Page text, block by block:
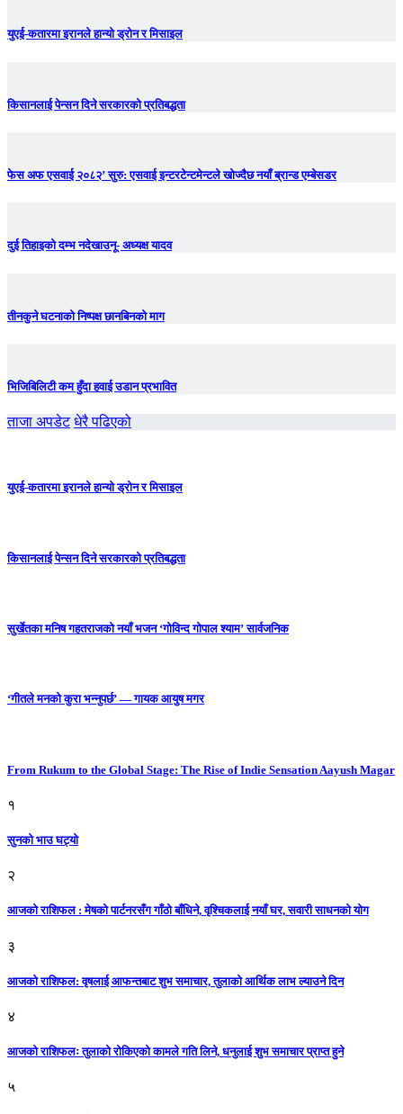
युएई-कतारमा इरानले हान्यो ड्रोन र मिसाइल
किसानलाई पेन्सन दिने सरकारको प्रतिबद्धता
फेस अफ एसवाई २०८२’ सुरु: एसवाई इन्टरटेन्टमेन्टले खोज्दैछ नयाँ ब्रान्ड एम्बेसडर
दुई तिहाइको दम्भ नदेखाउनू- अध्यक्ष यादव
तीनकुने घटनाकाे निष्पक्ष छानबिनकाे माग
भिजिबिलिटी कम हुँदा हवाई उडान प्रभावित
ताजा अपडेट धेरै पढिएको
युएई-कतारमा इरानले हान्यो ड्रोन र मिसाइल
किसानलाई पेन्सन दिने सरकारको प्रतिबद्धता
सुर्खेतका मनिष गहतराजको नयाँ भजन ‘गोविन्द गोपाल श्याम’ सार्वजनिक
‘गीतले मनको कुरा भन्नुपर्छ’ — गायक आयुष मगर
From Rukum to the Global Stage: The Rise of Indie Sensation Aayush Magar
१
सुनको भाउ घट्याे
२
आजको राशिफल : मेषको पार्टनरसँग गाँठो बाँधिने, वृश्चिकलाई नयाँ घर, सवारी साधनकाे याेग
३
आजकाे राशिफल: वृषलाई आफन्तबाट शुभ समाचार, तुलाकाे आर्थिक लाभ ल्याउने दिन
४
आजको राशिफलः तुलाकाे रोकिएको कामले गति लिने, धनुलाई शुभ समाचार प्राप्त हुने
५